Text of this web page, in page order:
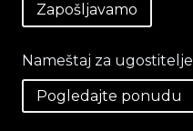
Zapošljavamo
Nameštaj za ugostitelje
Pogledajte ponudu